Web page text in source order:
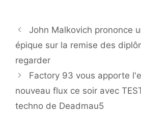
John Malkovich prononce
épique sur la remise des
regarder
Factory 93 vous apporte
nouveau flux ce soir avec
techno de Deadmau5